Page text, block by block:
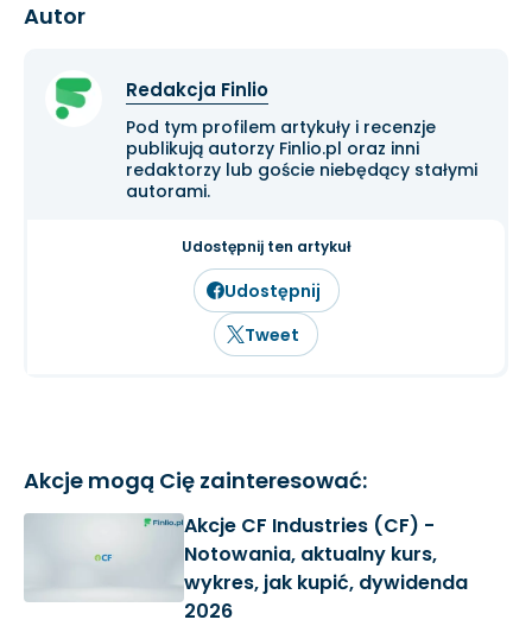
Autor
Redakcja Finlio
Pod tym profilem artykuły i recenzje
publikują autorzy Finlio.pl oraz inni
redaktorzy lub goście niebędący stałymi
autorami.
Udostępnij ten artykuł
Udostępnij
Tweet
Akcje mogą Cię zainteresować:
Akcje CF Industries (CF) -
Notowania, aktualny kurs,
wykres, jak kupić, dywidenda
2026